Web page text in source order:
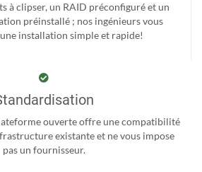
à clipser, un RAID préconfiguré et un
préinstallé ; nos ingénieurs vous
installation simple et rapide!
ouverte offre une compatibilité
existante et ne vous impose
pas un fournisseur.